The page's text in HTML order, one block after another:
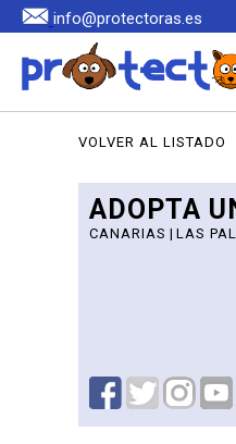
info@protectoras.es
VOLVER AL LISTADO
ADOPTA
CANARIAS | LAS